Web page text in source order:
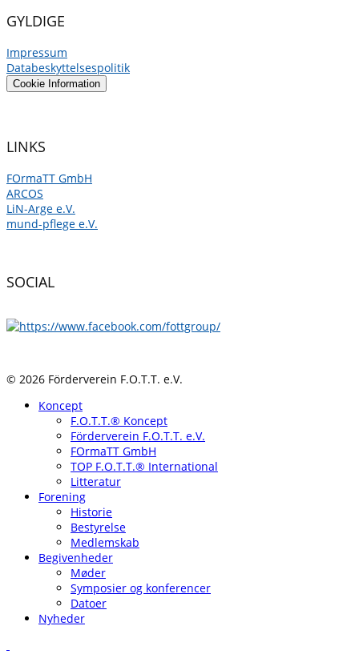
GYLDIGE
Impressum
Databeskyttelses­politik
Cookie Information
LINKS
FOrmaTT GmbH
ARCOS
LiN-Arge e.V.
mund-pflege e.V.
SOCIAL
© 2026 Förderverein F.O.T.T. e.V.
Koncept
F.O.T.T.® Koncept
Förderverein F.O.T.T. e.V.
FOrmaTT GmbH
TOP F.O.T.T.® International
Litteratur
Forening
Historie
Bestyrelse
Medlemskab
Begivenheder
Møder
Symposier og konferencer
Datoer
Nyheder